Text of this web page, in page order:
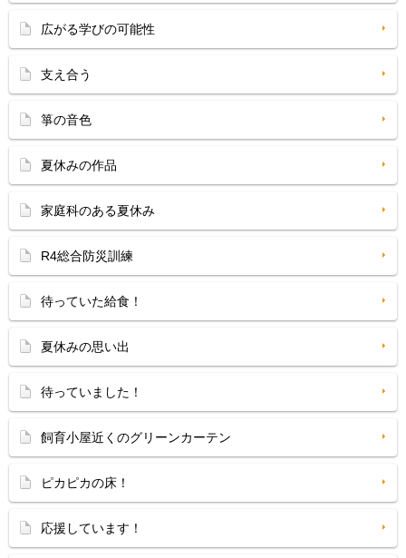
広がる学びの可能性
支え合う
箏の音色
夏休みの作品
家庭科のある夏休み
R4総合防災訓練
待っていた給食！
夏休みの思い出
待っていました！
飼育小屋近くのグリーンカーテン
ピカピカの床！
応援しています！